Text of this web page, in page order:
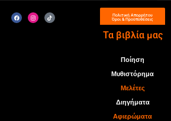
Πολιτική Απορρήτου
Όροι & Προϋποθέσεις
Τα βιβλία μας
Ποίηση
Μυθιστόρημα
Μελέτες
Διηγήματα
Αφιερώματα